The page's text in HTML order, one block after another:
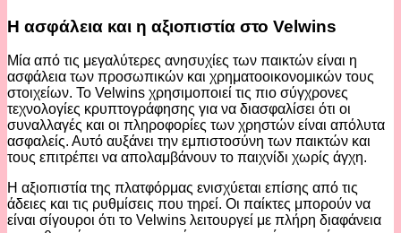
Η ασφάλεια και η αξιοπιστία στο Velwins
Μία από τις μεγαλύτερες ανησυχίες των παικτών είναι η
ασφάλεια των προσωπικών και χρηματοοικονομικών τους
στοιχείων. Το Velwins χρησιμοποιεί τις πιο σύγχρονες
τεχνολογίες κρυπτογράφησης για να διασφαλίσει ότι οι
συναλλαγές και οι πληροφορίες των χρηστών είναι απόλυτα
ασφαλείς. Αυτό αυξάνει την εμπιστοσύνη των παικτών και
τους επιτρέπει να απολαμβάνουν το παιχνίδι χωρίς άγχη.
Η αξιοπιστία της πλατφόρμας ενισχύεται επίσης από τις
άδειες και τις ρυθμίσεις που τηρεί. Οι παίκτες μπορούν να
είναι σίγουροι ότι το Velwins λειτουργεί με πλήρη διαφάνεια